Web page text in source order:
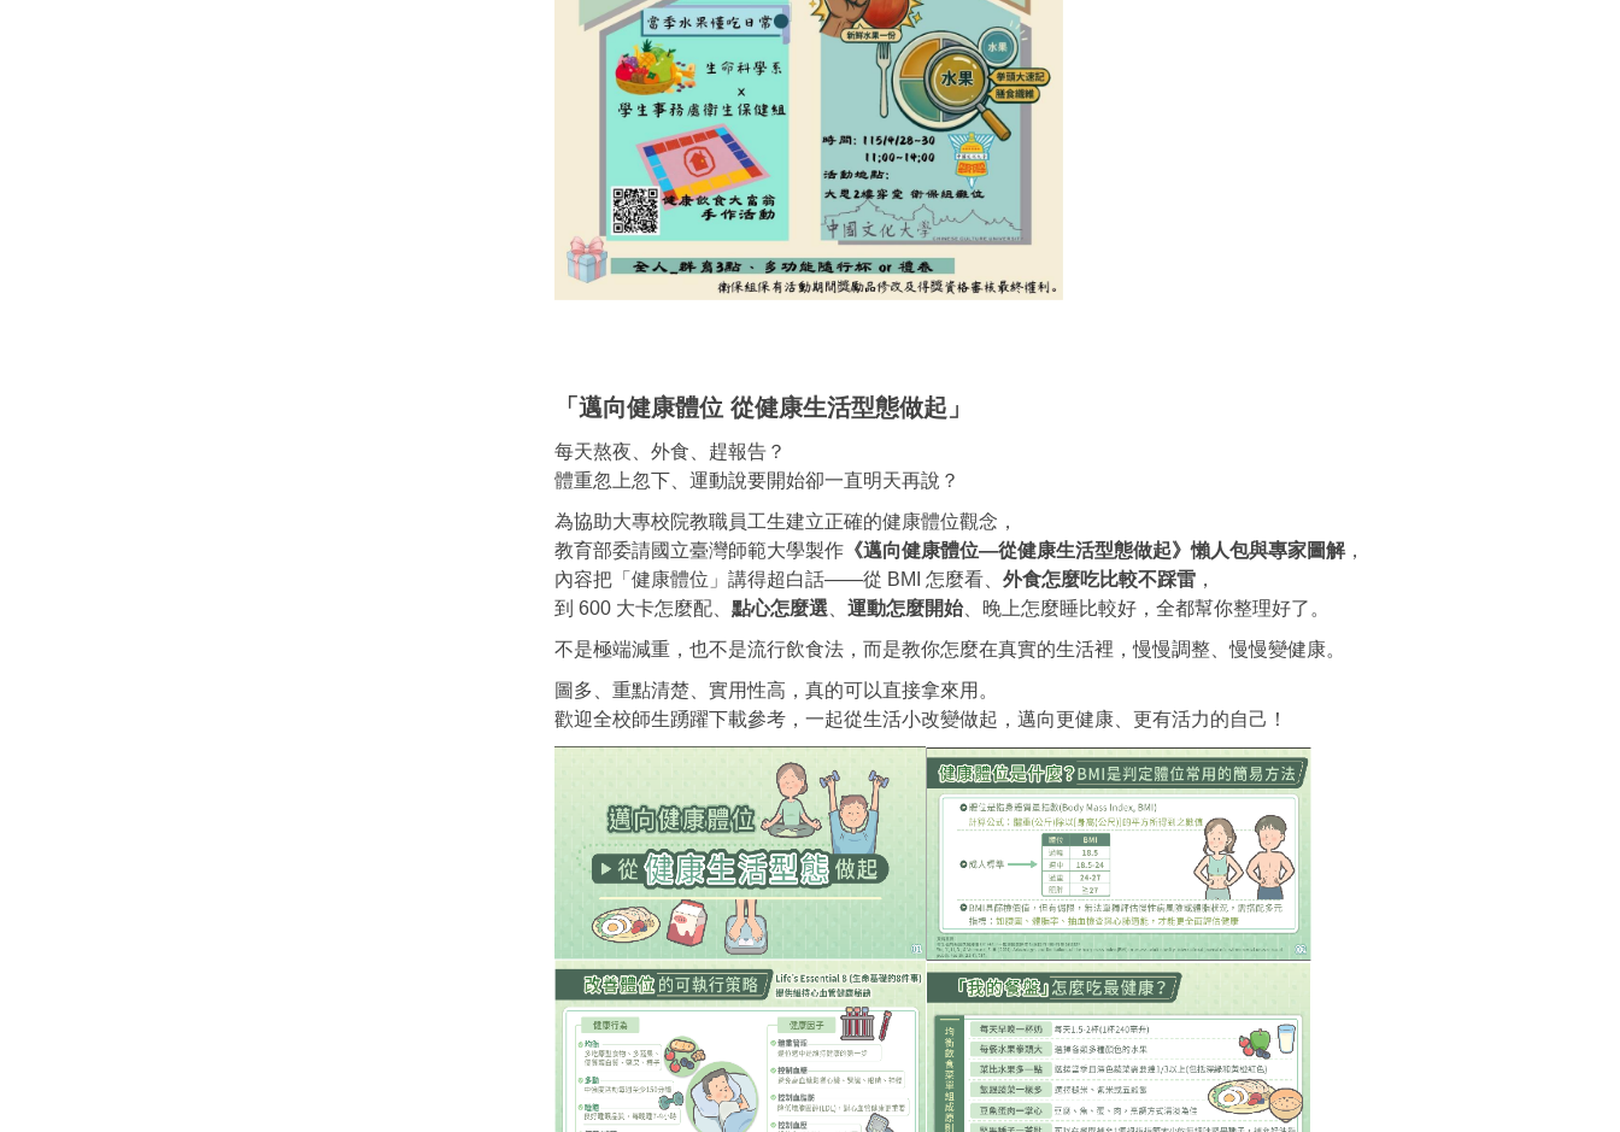
「邁向健康體位 從健康生活型態做起」
每天熬夜、外食、趕報告？
體重忽上忽下、運動說要開始卻一直明天再說？
為協助大專校院教職員工生建立正確的健康體位觀念，
教育部委請國立臺灣師範大學製作 《邁向健康體位—從健康生活型態做起》懶人包與專家圖解，
內容把「健康體位」講得超白話——從 BMI 怎麼看、 外食怎麼吃比較不踩雷 ，
到 600 大卡怎麼配、 點心怎麼選、 運動怎麼開始、晚上怎麼睡比較好，全都幫你整理好了。
不是極端減重，也不是流行飲食法，而是教你怎麼在真實的生活裡，慢慢調整、慢慢變健康。
圖多、重點清楚、實用性高，真的可以直接拿來用。
歡迎全校師生踴躍下載參考，一起從生活小改變做起，邁向更健康、更有活力的自己！